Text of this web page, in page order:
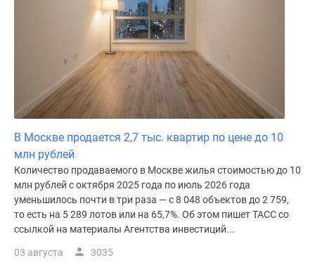
В Москве продается 2,7 тыс. квартир по цене до 10
млн рублей
Количество продаваемого в Москве жилья стоимостью до 10
млн рублей с октября 2025 года по июль 2026 года
уменьшилось почти в три раза — с 8 048 объектов до 2 759,
то есть на 5 289 лотов или на 65,7%. Об этом пишет ТАСС со
ссылкой на материалы Агентства инвестиций...
03 августа 3035